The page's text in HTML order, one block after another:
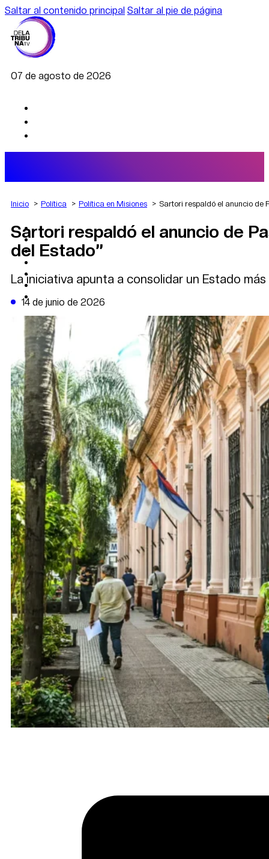
Saltar al contenido principal Saltar al pie de página
07 de agosto de 2026
AGRO
DEPORTES
ECONOMÍA
CAMBIO CLIMÁTICO
DATA FIRME
DE LA TRIBUNA TV
Inicio Política Política en Misiones Sartori respaldó el anuncio de
Sartori respaldó el anuncio de
del Estado”
La iniciativa apunta a consolidar un Estado
14 de junio de 2026